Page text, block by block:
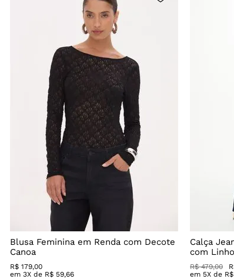
Blusa Feminina em Renda com Decote
Canoa
R$ 179,00
em3X de R$ 59,66
Calça
com Linho
R$ 479,00
em 5X de R$